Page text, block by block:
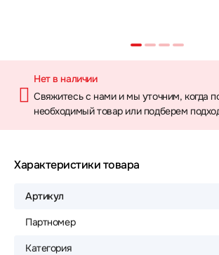
Нет в наличии
Свяжитесь с нами и мы уточним, когда
необходимый товар или подберем
Характеристики товара
Артикул
Партномер
Категория